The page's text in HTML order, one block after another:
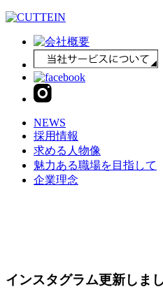
NEWS
採用情報
求める人物像
魅力ある職場を目指して
企業理念
インスタグラム更新しま